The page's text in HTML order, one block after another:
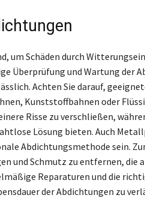
um Schäden durch
Überprüfung und Wartung der
Achten Sie darauf,
Kunststoffbahnen oder
Risse zu verschließen,
Lösung bieten. Auch
Abdichtungsmethode sein.
und Schmutz zu entfernen, die
Reparaturen und die
der Abdichtungen zu